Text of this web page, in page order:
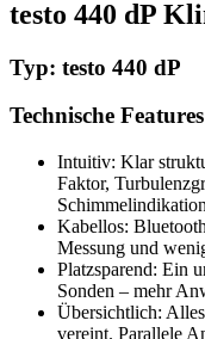
testo 440 dP
Typ: testo 440 dP
Technische Features
Intuitiv: Klar
Faktor,
Kabellos:
Messung und
Platzsparend: Ein
Sonden – mehr
Übersichtlich:
vereint. Parallele